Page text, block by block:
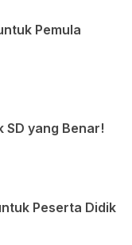
Pemula
SD yang Benar!
Peserta Didik